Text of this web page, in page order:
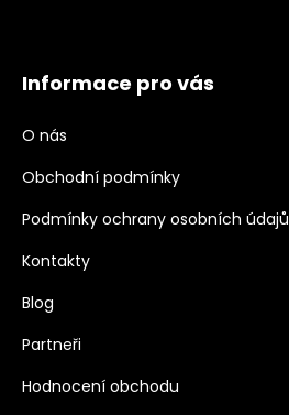
Informace pro vás
O nás
Obchodní podmínky
Podmínky ochrany osobních údajů
Kontakty
Blog
Partneři
Hodnocení obchodu